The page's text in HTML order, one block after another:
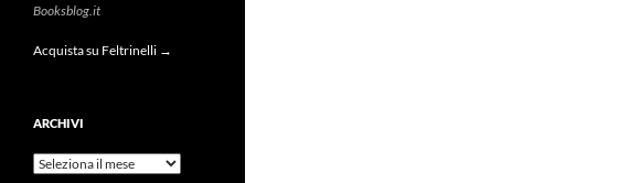
Booksblog.it
Acquista su Feltrinelli →
ARCHIVI
Archivi